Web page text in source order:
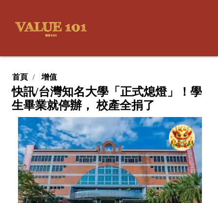
首頁 增值
快訊/台灣知名大學「正式熄燈」！學
生畢業就停辦， 校產全捐了